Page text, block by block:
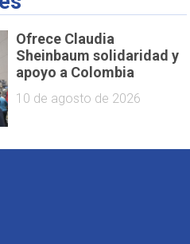
Ofrece Claudia
Sheinbaum solidaridad y
apoyo a Colombia
10 de agosto de 2026